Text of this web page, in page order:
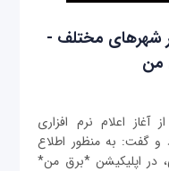
شهرهای مختلف -
من
آغاز اعلام نرم افزاری
و گفت: به منظور اطلاع
در اپلیکیشن *برق من*